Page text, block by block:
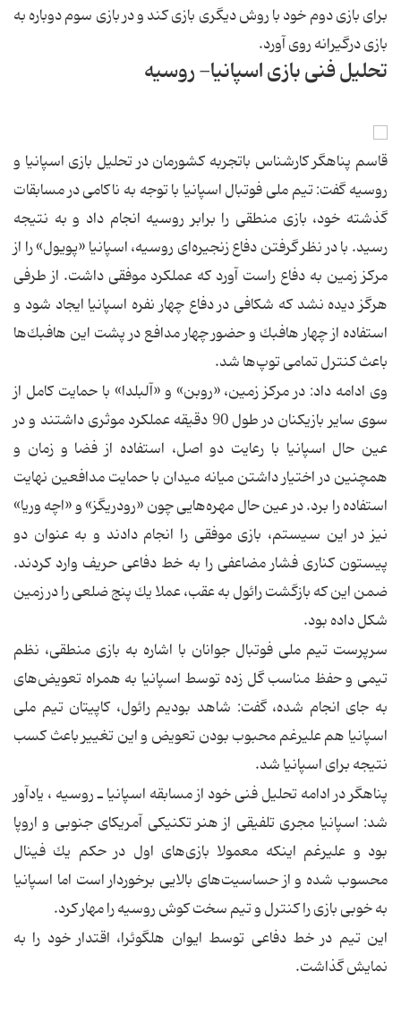
برای بازی دوم خود با روش دیگری بازی كند و در بازی سوم دوباره به
بازی درگیرانه روی آورد.
تحلیل فنی بازی اسپانیا- روسیه
قاسم پناهگر کارشناس باتجربه کشورمان در تحلیل بازی اسپانیا و
روسیه گفت: تیم ملی فوتبال اسپانیا با توجه به ناكامی در مسابقات
گذشته خود، بازی منطقی را برابر روسیه انجام داد و به نتیجه
رسید. با در نظر گرفتن دفاع زنجیره‌ای روسیه، اسپانیا «پویول» را از
مركز زمین به دفاع راست آورد كه عملكرد موفقی داشت. از طرفی
هرگز دیده نشد كه شكافی در دفاع چهار نفره اسپانیا ایجاد شود و
استفاده از چهار هافبك و حضور چهار مدافع در پشت این هافبك‌ها
باعث كنترل تمامی توپ‌ها شد.
وی ادامه داد: در مركز زمین، «روبن» و «آلبلدا» با حمایت كامل از
سوی سایر بازیكنان در طول 90 دقیقه عملكرد موثری داشتند و در
عین حال اسپانیا با رعایت دو اصل، استفاده از فضا و زمان و
همچنین در اختیار داشتن میانه میدان با حمایت مدافعین نهایت
استفاده را برد. در عین حال مهره‌هایی چون «رودریگز» و «اچه وریا»
نیز در این سیستم، بازی موفقی را انجام دادند و به عنوان دو
پیستون كناری فشار مضاعفی را به خط دفاعی حریف وارد كردند.
ضمن این كه بازگشت رائول به عقب، عملا یك پنج ضلعی را در زمین
شكل داده بود.
سرپرست تیم ملی فوتبال جوانان با اشاره به بازی منطقی، نظم
تیمی و حفظ مناسب گل زده توسط اسپانیا به همراه تعویض‌های
به جای انجام شده، گفت: شاهد بودیم رائول، كاپیتان تیم ملی
اسپانیا هم علیرغم محبوب بودن تعویض و این تغییر باعث كسب
نتیجه برای اسپانیا شد.
پناهگر در ادامه تحلیل فنی خود از مسابقه اسپانیا ـ روسیه ، یادآور
شد: اسپانیا مجری تلفیقی از هنر تكنیكی آمریكای جنوبی و اروپا
بود و علیرغم اینكه معمولا بازی‌های اول در حكم یك فینال
محسوب شده و از حساسیت‌های بالایی برخوردار است اما اسپانیا
به خوبی بازی را كنترل و تیم سخت كوش روسیه را مهار كرد.
این تیم در خط دفاعی توسط ایوان هلگوئرا، اقتدار خود را به
نمایش گذاشت.